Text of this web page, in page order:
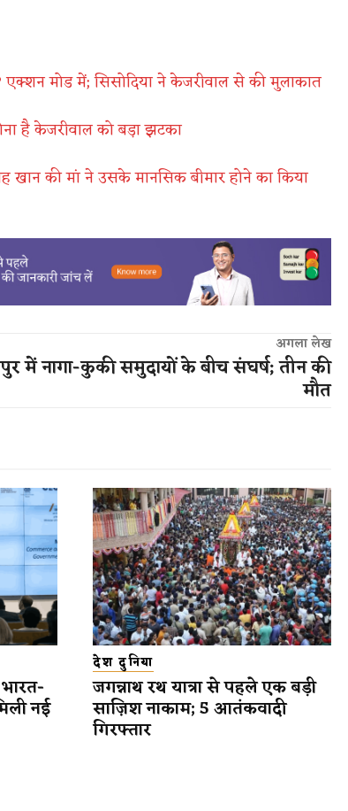
मोड में; सिसोदिया ने केजरीवाल से की मुलाकात
है केजरीवाल को बड़ा झटका
खान की मां ने उसके मानसिक बीमार होने का किया
अगला लेख
में नागा-कुकी समुदायों के बीच संघर्ष; तीन की
मौत
नई
देश दुनिया
जगन्नाथ रथ यात्रा से पहले एक बड़ी
साज़िश नाकाम; 5 आतंकवादी
गिरफ्तार